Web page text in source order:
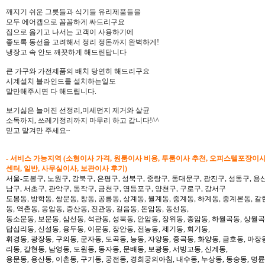
깨지기 쉬운 그릇들과 식기들 유리제품들을
모두 에어캡으로 꼼꼼하게 싸드리구요
집으로 옮기고 나서는 고객이 사용하기에
좋도록 동선을 고려해서 정리 정돈까지 완벽하게!
냉장고 속 안도 깨끗하게 해드린답니다
큰 가구와 가전제품의 배치 당연히 해드리구요
시계설치 블라인드를 설치하는일도
말만해주시면 다 해드립니다.
보기싫은 늘어진 선정리,미세먼지 제거와 살균
소독까지, 쓰레기정리까지 마무리 하고 갑니다!^^
믿고 맡겨만 주세요~
- 서비스 가능지역 (소형이사 가격, 원룸이사 비용, 투룸이사 추천, 오피스텔포장이
센터, 일반, 사무실이사, 보관이사 후기)
서울-도봉구, 노원구, 강북구, 은평구, 성북구, 중랑구, 동대문구, 광진구, 성동구,
남구, 서초구, 관악구, 동작구, 금천구, 영등포구, 양천구, 구로구, 강서구
도봉동, 방학동, 쌍문동, 창동, 공릉동, 상계동, 월계동, 중계동, 하계동, 중계본동,
동, 역촌동, 응암동, 증산동, 진관동, 길음동, 돈암동, 동선동,
동소문동, 보문동, 삼선동, 석관동, 성북동, 안암동, 장위동, 종암동, 하월곡동, 상월
답십리동, 신설동, 용두동, 이문동, 장안동, 전농동, 제기동, 회기동,
휘경동, 광장동, 구의동, 군자동, 도곡동, 능동, 자양동, 중곡동, 화양동, 금호동, 마
리동, 갈현동, 남영동, 도원동, 동자동, 문배동, 보광동, 서빙고동, 신계동,
용문동, 용산동, 이촌동, 구기동, 궁전동, 경희궁의아침, 내수동, 누상동, 동숭동, 명